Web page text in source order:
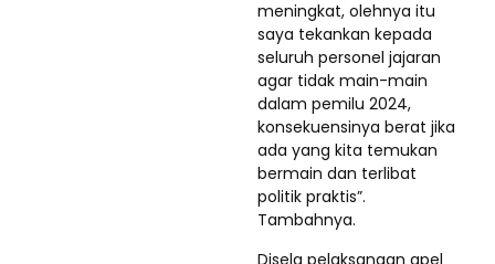
meningkat, olehnya itu
saya tekankan kepada
seluruh personel jajaran
agar tidak main-main
dalam pemilu 2024,
konsekuensinya berat jika
ada yang kita temukan
bermain dan terlibat
politik praktis”.
Tambahnya.
Disela pelaksanaan apel